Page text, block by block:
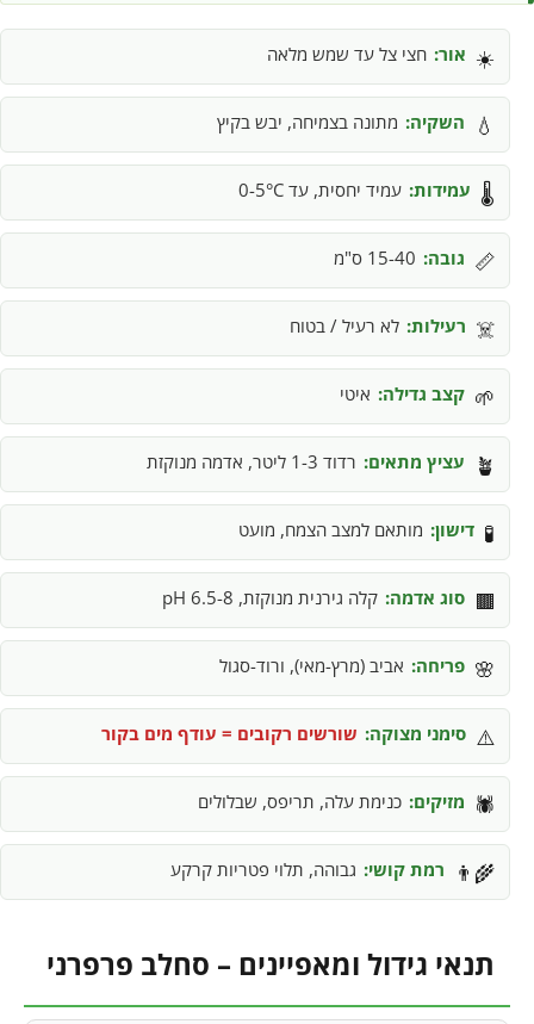
☀️ אור: חצי צל עד שמש מלאה
💧 השקיה: מתונה בצמיחה, יבש בקיץ
🌡️ עמידות: עמיד יחסית, עד 0-5°C
📏 גובה: 15-40 ס"מ
☠️ רעילות: לא רעיל / בטוח
🌱 קצב גדילה: איטי
🪴 עציץ מתאים: רדוד 1-3 ליטר, אדמה מנוקזת
🧪 דישון: מותאם למצב הצמח, מועט
🟫 סוג אדמה: קלה גירנית מנוקזת, pH 6.5-8
🌸 פריחה: אביב (מרץ-מאי), ורוד-סגול
⚠️ סימני מצוקה: שורשים רקובים = עודף מים בקור
🕷️ מזיקים: כנימת עלה, תריפס, שבלולים
👨‍🌾 רמת קושי: גבוהה, תלוי פטריות קרקע
תנאי גידול ומאפיינים – סחלב פרפרני